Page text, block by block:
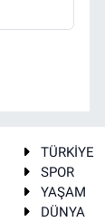
TÜRKİYE
SPOR
YAŞAM
DÜNYA